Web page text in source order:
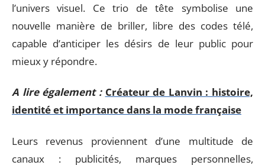
l’univers visuel. Ce trio de tête symbolise une
nouvelle manière de briller, libre des codes télé,
capable d’anticiper les désirs de leur public pour
mieux y répondre.
A lire également : Créateur de Lanvin : histoire,
identité et importance dans la mode française
Leurs revenus proviennent d’une multitude de
canaux : publicités, marques personnelles,